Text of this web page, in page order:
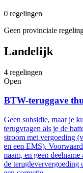
0 regelingen
Geen provinciale
Landelijk
4 regelingen
Open
BTW-teruggave
Geen subsidie, maar je
terugvragen als je de
stroom met vergoeding
en een EMS).
naam, en geen
de